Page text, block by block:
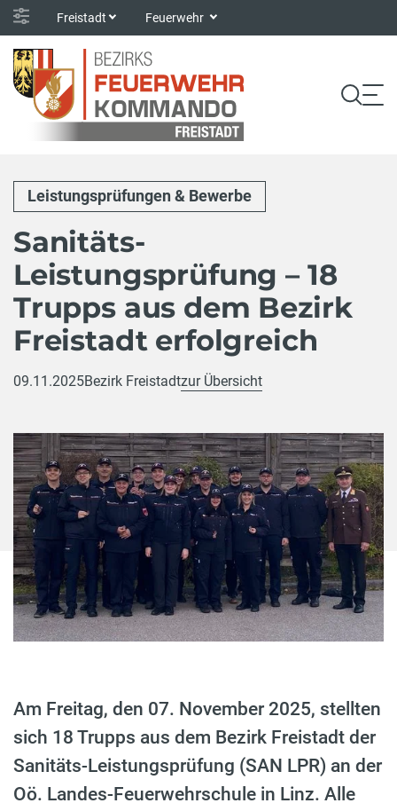
Freistadt Feuerwehr
Leistungsprüfungen & Bewerbe
Sanitäts-
Leistungsprüfung – 18
Trupps aus dem Bezirk
Freistadt erfolgreich
09.11.2025Bezirk Freistadtzur Übersicht
Am Freitag, den 07. November 2025, stellten
sich 18 Trupps aus dem Bezirk Freistadt der
Sanitäts-Leistungsprüfung (SAN LPR) an der
Oö. Landes-Feuerwehrschule in Linz. Alle